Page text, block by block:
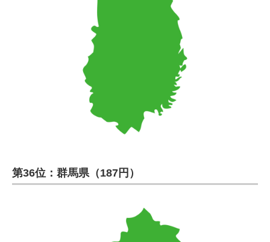
第36位：群馬県（187円）